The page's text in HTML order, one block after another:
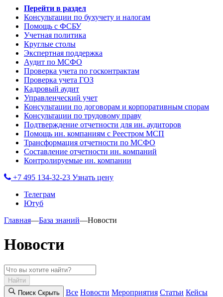
Перейти в раздел
Консультации по бухучету и налогам
Помощь с ФСБУ
Учетная политика
Круглые столы
Экспертная поддержка
Аудит по МСФО
Проверка учета по госконтрактам
Проверка учета ГОЗ
Кадровый аудит
Управленческий учет
Консультации по договорам и корпоративным спорам
Консультации по трудовому праву
Подтверждение отчетности для ин. аудиторов
Помощь ин. компаниям с Реестром МСП
Трансформация отчетности по МСФО
Составление отчетности ин. компаний
Контролируемые ин. компании
+7 495 134-32-23 Узнать цену
Телеграм
Ютуб
Главная—База знаний—Новости
Новости
Найти
Поиск Cкрыть Все Новости Мероприятия Статьи Кейсы